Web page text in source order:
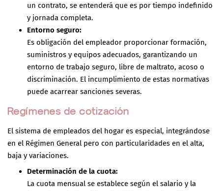
un contrato, se entenderá que es por tiempo indefinido
y jornada completa.
Entorno seguro:
Es obligación del empleador proporcionar formación,
suministros y equipos adecuados, garantizando un
entorno de trabajo seguro, libre de maltrato, acoso o
discriminación. El incumplimiento de estas normativas
puede acarrear sanciones severas.
Regímenes de cotización
El sistema de empleados del hogar es especial, integrándose
en el Régimen General pero con particularidades en el alta,
baja y variaciones.
Determinación de la cuota:
La cuota mensual se establece según el salario y la